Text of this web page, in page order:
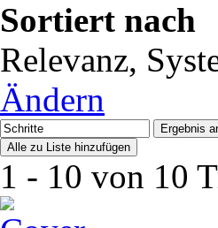
Sortiert nach
Relevanz,
Ändern
1 - 10 von 10